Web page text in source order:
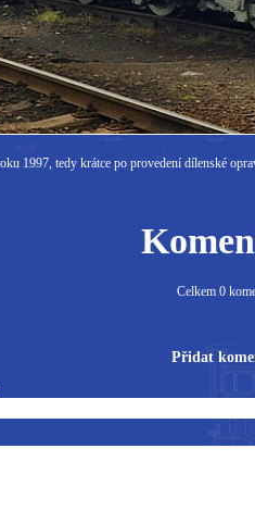
1997, tedy krátce po provedení dílenské
Celkem 0
Přidat